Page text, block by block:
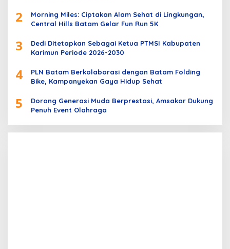
2
Morning Miles: Ciptakan Alam Sehat di Lingkungan,
Central Hills Batam Gelar Fun Run 5K
3
Dedi Ditetapkan Sebagai Ketua PTMSI Kabupaten
Karimun Periode 2026-2030
4
PLN Batam Berkolaborasi dengan Batam Folding
Bike, Kampanyekan Gaya Hidup Sehat
5
Dorong Generasi Muda Berprestasi, Amsakar Dukung
Penuh Event Olahraga